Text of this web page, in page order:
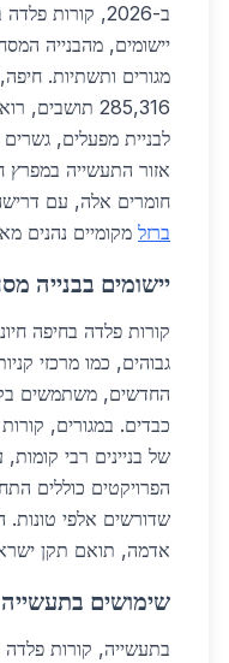
ב-2026, קורות
יישומים, מהבנייה
מגורים ותשתיות.
285,316
לבניית מפעלים,
אזור התעשייה
חומרים אלה, עם דרישה ל-30,000
ברזל מקומיים נהנים
יישומים בבנייה
קורות פלדה בחיפה
גבוהים, כמו מרכזי
הפרויקטים כוללים
שדורשים אלפי טונות.
אדמה, תואם תקן ישראלי
שימושים
בתעשייה, קורות פלדה